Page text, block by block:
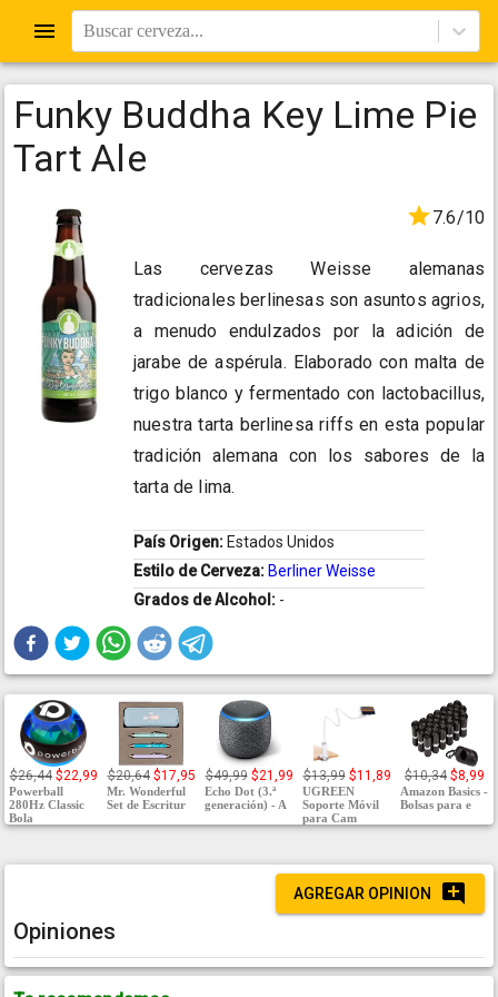
Buscar cerveza...
Funky Buddha Key Lime Pie
Tart Ale
7.6/10
Las cervezas Weisse alemanas
tradicionales berlinesas son asuntos agrios,
a menudo endulzados por la adición de
jarabe de aspérula. Elaborado con malta de
trigo blanco y fermentado con lactobacillus,
nuestra tarta berlinesa riffs en esta popular
tradición alemana con los sabores de la
tarta de lima.
País Origen: Estados Unidos
Estilo de Cerveza: Berliner Weisse
Grados de Alcohol: -
$26,44 $22,99
Powerball
280Hz Classic
Bola
$20,64 $17,95
Mr. Wonderful
Set de Escritur
$49,99 $21,99
Echo Dot (3.ª
generación) - A
$13,99 $11,89
UGREEN
Soporte Móvil
para Cam
$10,34 $8,99
Amazon Basics -
Bolsas para e
AGREGAR OPINION
Opiniones